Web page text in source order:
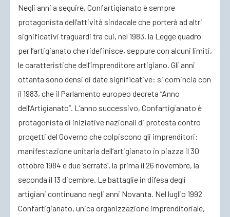
Negli anni a seguire, Confartigianato è sempre
protagonista dell’attività sindacale che porterà ad altri
significativi traguardi tra cui, nel 1983, la Legge quadro
per l’artigianato che ridefinisce, seppure con alcuni limiti,
le caratteristiche dell’imprenditore artigiano. Gli anni
ottanta sono densi di date significative: si comincia con
il 1983, che il Parlamento europeo decreta “Anno
dell’Artigianato”. L’anno successivo, Confartigianato è
protagonista di iniziative nazionali di protesta contro
progetti del Governo che colpiscono gli imprenditori:
manifestazione unitaria dell’artigianato in piazza il 30
ottobre 1984 e due ‘serrate’, la prima il 26 novembre, la
seconda il 13 dicembre. Le battaglie in difesa degli
artigiani continuano negli anni Novanta. Nel luglio 1992
Confartigianato, unica organizzazione imprenditoriale,